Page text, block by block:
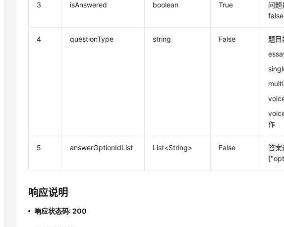
3 isAnswered boolean True
问题
4 questionType string False
题目
作
5 answerOptionIdList List<String> False
答案
响应说明
响应状态码: 200